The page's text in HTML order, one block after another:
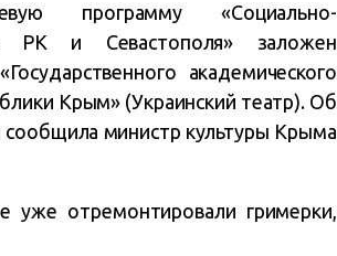
программу «Социально-
РК и Севастополя» заложен
академического
Крым» (Украинский театр). Об
сообщила министр культуры Крыма
уже отремонтировали гримерки,